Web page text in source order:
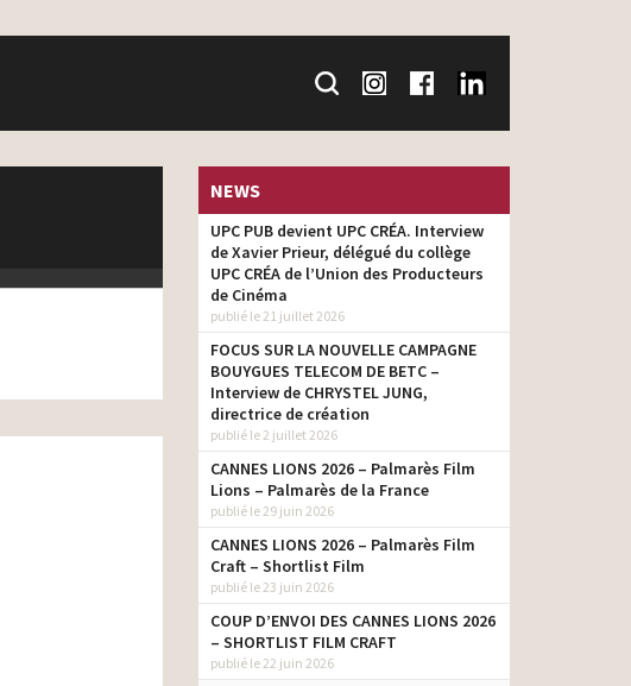
NEWS
UPC PUB devient UPC CRÉA. Interview
de Xavier Prieur, délégué du collège
UPC CRÉA de l’Union des Producteurs
de Cinéma
publié le 21 juillet 2026
FOCUS SUR LA NOUVELLE CAMPAGNE
BOUYGUES TELECOM DE BETC –
Interview de CHRYSTEL JUNG,
directrice de création
publié le 2 juillet 2026
CANNES LIONS 2026 – Palmarès Film
Lions – Palmarès de la France
publié le 29 juin 2026
CANNES LIONS 2026 – Palmarès Film
Craft – Shortlist Film
publié le 23 juin 2026
COUP D’ENVOI DES CANNES LIONS 2026
– SHORTLIST FILM CRAFT
publié le 22 juin 2026